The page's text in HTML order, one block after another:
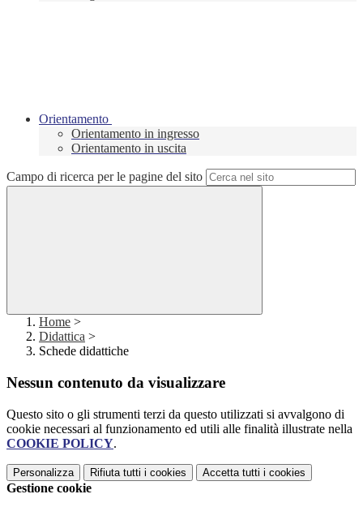
Orientamento
Orientamento in ingresso
Orientamento in uscita
Campo di ricerca per le pagine del sito
Home >
Didattica >
Schede didattiche
Nessun contenuto da visualizzare
Questo sito o gli strumenti terzi da questo utilizzati si avvalgono di
cookie necessari al funzionamento ed utili alle finalità illustrate nella
COOKIE POLICY.
Personalizza Rifiuta tutti i cookies Accetta tutti i cookies
Gestione cookie